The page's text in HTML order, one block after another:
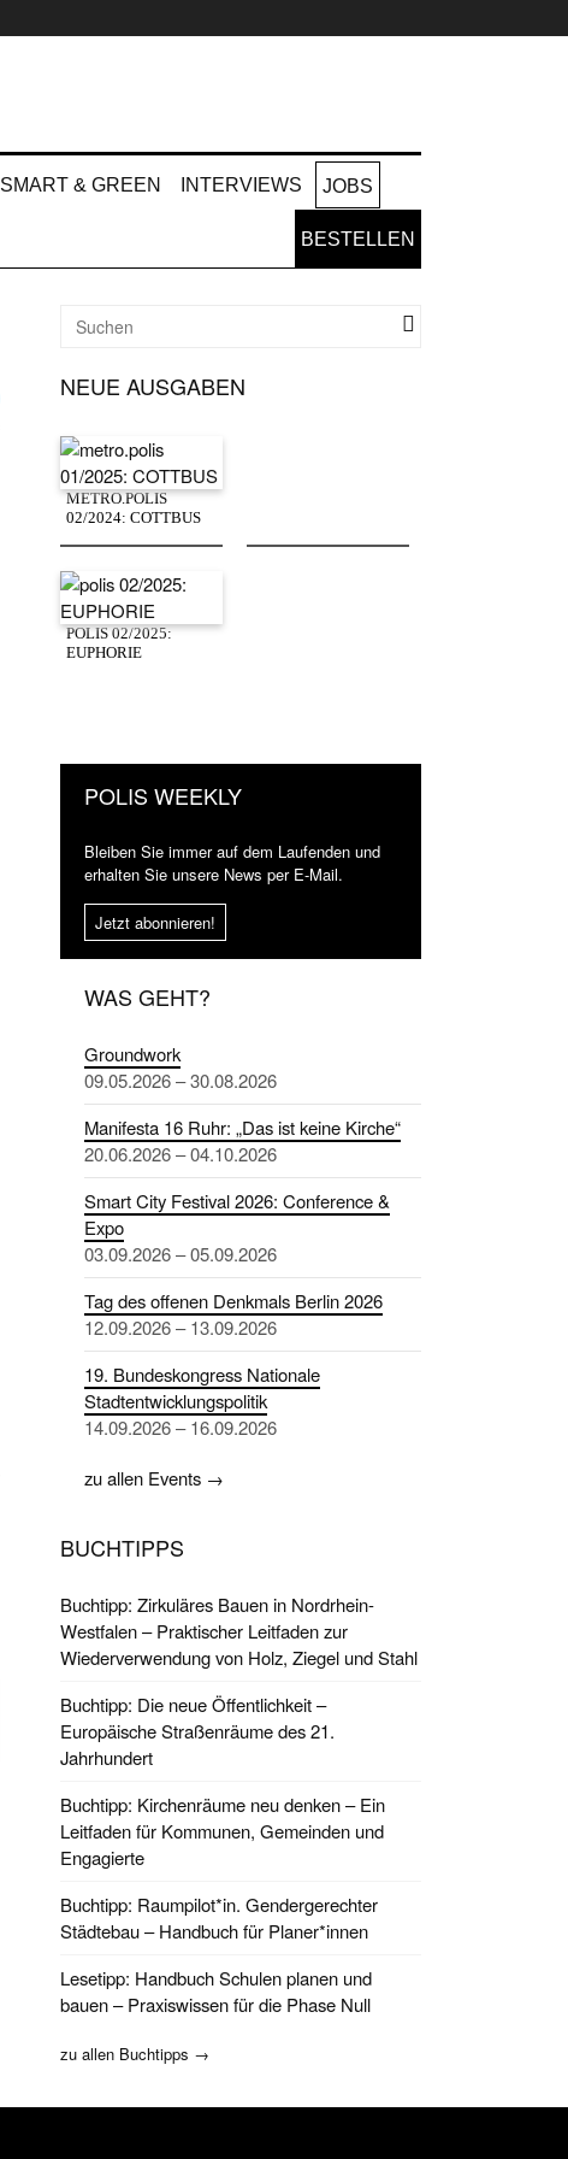
SMART & GREEN INTERVIEWS JOBS
BESTELLEN
NEUE AUSGABEN
METRO.POLIS
02/2024: COTTBUS
POLIS 02/2025:
EUPHORIE
POLIS WEEKLY
Bleiben Sie immer auf dem Laufenden und
erhalten Sie unsere News per E-Mail.
Jetzt abonnieren!
WAS GEHT?
Groundwork
09.05.2026 – 30.08.2026
Manifesta 16 Ruhr: „Das ist keine Kirche“
20.06.2026 – 04.10.2026
Smart City Festival 2026: Conference &
Expo
03.09.2026 – 05.09.2026
Tag des offenen Denkmals Berlin 2026
12.09.2026 – 13.09.2026
19. Bundeskongress Nationale
Stadtentwicklungspolitik
14.09.2026 – 16.09.2026
zu allen Events →
BUCHTIPPS
Buchtipp: Zirkuläres Bauen in Nordrhein-
Westfalen – Praktischer Leitfaden zur
Wiederverwendung von Holz, Ziegel und Stahl
Buchtipp: Die neue Öffentlichkeit –
Europäische Straßenräume des 21.
Jahrhundert
Buchtipp: Kirchenräume neu denken – Ein
Leitfaden für Kommunen, Gemeinden und
Engagierte
Buchtipp: Raumpilot*in. Gendergerechter
Städtebau – Handbuch für Planer*innen
Lesetipp: Handbuch Schulen planen und
bauen – Praxiswissen für die Phase Null
zu allen Buchtipps →